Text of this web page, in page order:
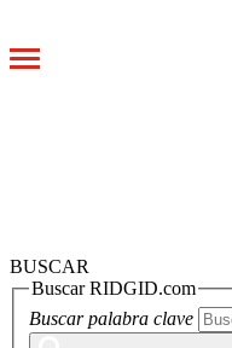
Toggle
BUSCAR
Buscar RIDGID.com
Buscar palabra clave